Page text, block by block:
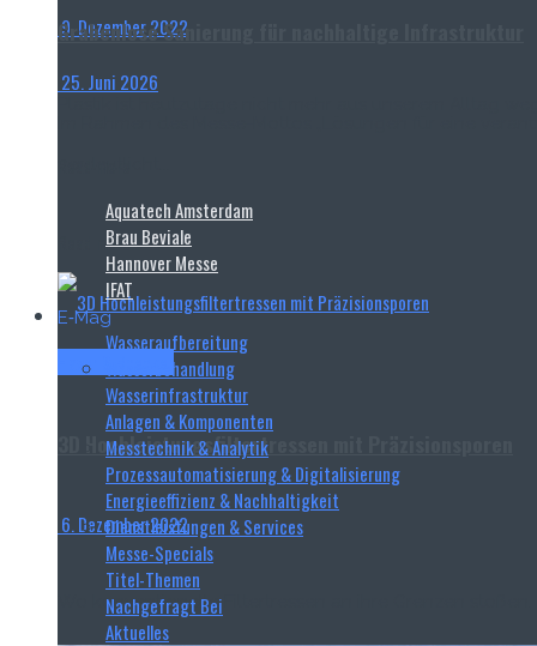
9. Dezember 2022
Read more
Haver & Boecker
3D Hochleistungsfiltertressen mit Präzisionsporen
6. Dezember 2022
Wo konventionelle Filtertressen an ihre Grenzen
Grabenlose Sanierung für nachhaltige Infrastruktur
25. Juni 2026
Aquatech Amsterdam
Brau Beviale
Hannover Messe
IFAT
E‑Mag
Wasseraufbereitung
Wasserbehandlung
Wasserinfrastruktur
Anlagen & Komponenten
Messtechnik & Analytik
Prozessautomatisierung & Digitalisierung
Energieeffizienz & Nachhaltigkeit
Dienstleistungen & Services
Messe-Specials
Titel-Themen
Nachgefragt Bei
Aktuelles